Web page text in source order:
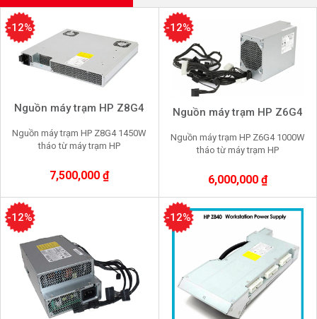
Nguồn máy trạm HP Z8G4
Nguồn máy trạm HP Z8G4 1450W
tháo từ máy trạm HP
7,500,000 ₫
-12%
Nguồn máy trạm HP Z6G4
Nguồn máy trạm HP Z6G4 1000W
tháo từ máy trạm HP
6,000,000 ₫
-12%
-12% -12%